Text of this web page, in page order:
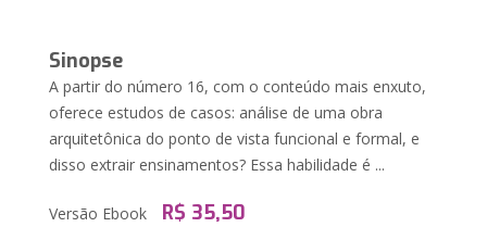
Sinopse
A partir do número 16, com o conteúdo mais enxuto,
oferece estudos de casos: análise de uma obra
arquitetônica do ponto de vista funcional e formal, e
disso extrair ensinamentos? Essa habilidade é ...
Versão Ebook R$ 35,50